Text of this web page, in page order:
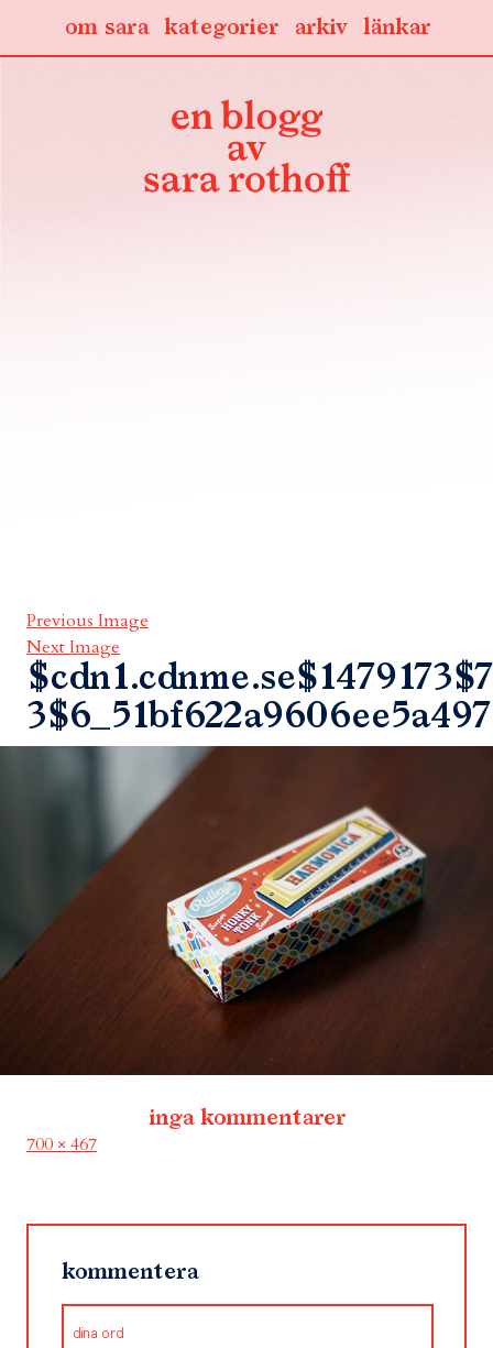
länkar
arkiv
kategorier
om sara
Previous Image
Next Image
inga kommentarer
Full
700 × 467
kommentera